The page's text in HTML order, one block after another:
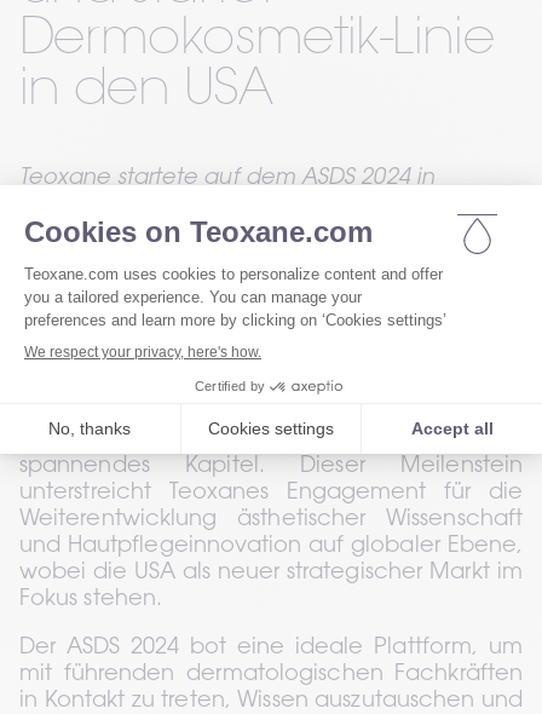
Dermokosmetik-Linie
in den USA
Teoxane startete auf dem ASDS 2024 in
den USA und stellte innovative Hautpflege vor,
Teoxane freut sich, sein erfolgreiches Debüt
auf dem Kongress der American Society for
Dermatologic Surgery (ASDS) in Orlando
bekannt zu geben. Mit der offiziellen
Vereinigten Staaten beginnt ein neues und
spannendes Kapitel. Dieser Meilenstein
unterstreicht Teoxanes Engagement für die
Weiterentwicklung ästhetischer Wissenschaft
und Hautpflegeinnovation auf globaler Ebene,
wobei die USA als neuer strategischer Markt im
Fokus stehen.
Der ASDS 2024 bot eine ideale Plattform, um
mit führenden dermatologischen Fachkräften
in Kontakt zu treten, Wissen auszutauschen und